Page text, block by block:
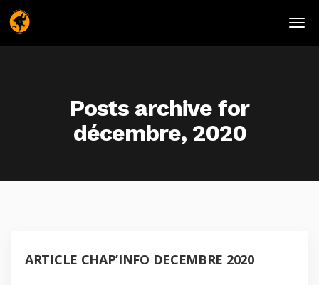
Posts archive for
décembre, 2020
ARTICLE CHAP’INFO DECEMBRE 2020